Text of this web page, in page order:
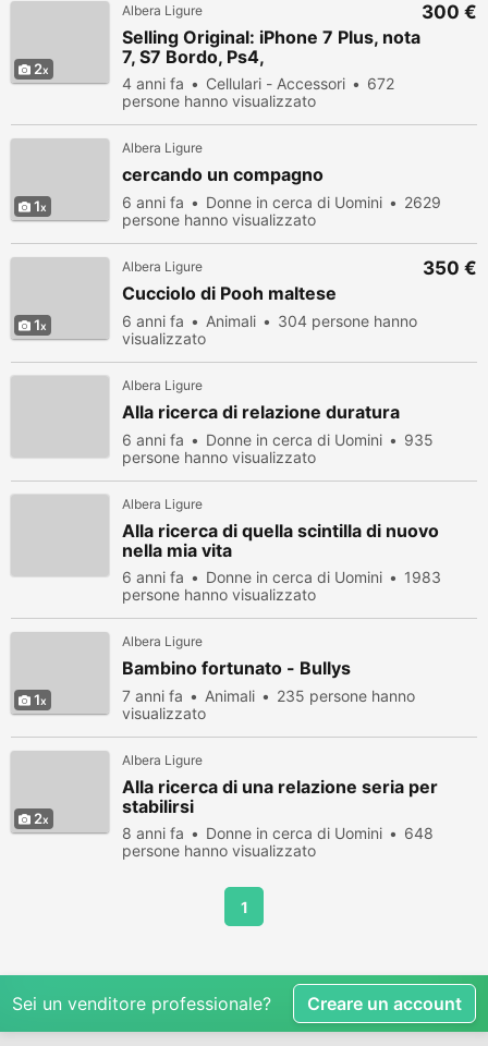
2
Albera Ligure
Selling Original: iPhone 7 Plus, nota
7, S7 Bordo, Ps4,
4 anni fa Cellulari - Accessori
672
persone hanno visualizzato
300 €
1
Albera Ligure
cercando un compagno
6 anni fa Donne in cerca di Uomini
2629
persone hanno visualizzato
1
Albera Ligure
Cucciolo di Pooh maltese
6 anni fa Animali
304 persone hanno
visualizzato
350 €
Albera Ligure
Alla ricerca di relazione duratura
6 anni fa Donne in cerca di Uomini
935
persone hanno visualizzato
Albera Ligure
Alla ricerca di quella scintilla di nuovo
nella mia vita
6 anni fa Donne in cerca di Uomini
1983
persone hanno visualizzato
1
Albera Ligure
Bambino fortunato - Bullys
7 anni fa Animali
235 persone hanno
visualizzato
2
Albera Ligure
Alla ricerca di una relazione seria per
stabilirsi
8 anni fa Donne in cerca di Uomini
648
persone hanno visualizzato
1
Sei un venditore professionale? Creare un account